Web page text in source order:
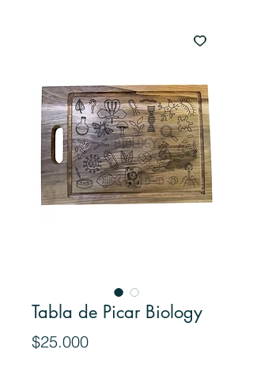
Tabla de Picar Biology
$25.000Precio